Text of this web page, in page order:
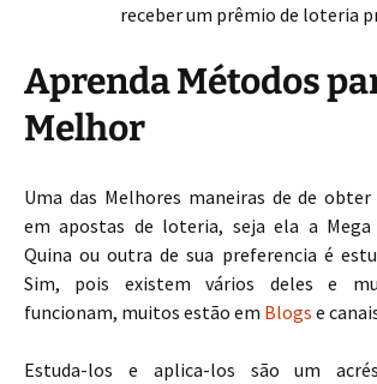
receber um prêmio de loteria
Aprenda Métodos
Melhor
Uma das Melhores maneiras de de
em apostas de loteria, seja ela a Mega
Quina ou outra de sua preferencia é
Sim, pois existem vários deles e
funcionam, muitos estão em Blogs e
Estuda-los e aplica-los são um